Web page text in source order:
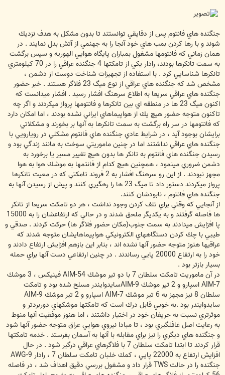
جنگنده هاي فانتوم پس از دقايقي توانستند تا بدون مشكل به هدف نزديك
شوند و با رها كردن بمب هاي خود آنجا را به جهنمي از آتش بدل نمايند . در
همان زماني كه فانتومها مشغول بمباران پايگاه هوايي الهوريه و سپس برگشت
به سمت تانكرها بودند، رادار يكي از تامكتها 4 جنگنده عراقي را در 70 كيلومتري
تانكرها شناسايي كرد . با استفاده از تجهيزات شناخت دوست از دشمن ،
مشخص شد كه جنگنده هاي عراقي از نوع ميگ 23 فلاگر هستند . خبر حضور
جنگنده هاي عراقي سريعا به اطلاع سرهنگ افشار رسيد . افشار ميدانست كه
اكنون ميگ 23 ها در منطقه اي بين تانكرها و فانتومها پرواز ميكردند و اگر چه
تاكنون متوجه حضور هيچ يك از هواپيماهاي ايراني نشده بودند ، اما امكان دارد
كه فانتومها در سر راه برگشت به سمت تانكرها به آنها بر بخورند و مشكلاتي
برايشان بوجود آيد ، در شرايط عادي جنگنده هاي فانتوم مشكلي در رويارويي با
جنگنده هاي عراقي نداشتند اما در چنين ماموريتي سوخت به مانند زندگي بود و
رسيدن جنگنده هاي فانتوم به تانكر ها بدون هيچ تغيير مسير يا برخورد به
دشمن ضروري مينمود ، همچنين هيچ كدام از فانتمها به موشك هوا به هوا
مجهز نبودند . از اين رو سرهنگ افشار به 2 فروند تامكتي كه در معيت تانكرها
پرواز ميكردند دستور داد تا ميگ 23 ها را رهگيري كنند و پيش از رسيدن آنها به
جنگنده هاي فانتوم ، نابودشان كنند.
از آنجايي كه وقتي براي تلف كردن وجود نداشت ، هر دو تامكت سريعا از تانكر
ها فاصله گرفتند و به يكديگر ملحق شدند و در حالي كه ارتفاعشان را به 15000
پا افزايش ميدادند به سمت جنوب(مكان حضور فلاگر ها) حركت كردند . صدقي و
طيبي با چك كردن دستگاههاي الكترونيكي هواپيماهايشان متوجه شدند كه
عراقيها هنوز متوجه حضور آنها نشده اند ، بنابر اين بازهم افزايش ارتفاع دادند و
خود را به ارتفاع 20000 پايي رساندند . در چنين ارتفاعي دست آنها براي حمله
بسيار بازتر بود .
در آن ماموريت تامكت سلطان 7 با دو تير موشك AIM-54 فينيكس ، 3 موشك
AIM-7 اسپارو و 2 تير موشك AIM-9‌سايدوايندر مسلح شده بود و تامكت
سلطان 8 نيز مجهز به 6 تير موشك AIM-7 اسپارو و 2 تير موشك AIM-9
سايدوايندر بود .به خوبي قابل درك است كه تامكتها موشكهاي دوربردتر و
موثرتري نسبت به حريفان خود در اختيار داشتند ، اما هنوز موفقيت آنها منوط
به رعايت اصل غافلگيري بود ، تا مبادا نيروي هوايي عراق متوجه حضور آنها شود
و جنگنده هاي ديگري را نيز براي مقابله با آنها به آسمان بفرستد . خدمه تامكتها
قرار كردند تا ابتدا تامكت سلطان 7 با فلاگرهاي عراقي درگير شود . در حال
افزايش ارتفاع به 22000 پايي ، كمك خلبان تامكت سلطان 7 ، رادار AWG-9
جنگنده را در حالت TWS قرار داد و مشغول بررسي دقيق اهداف شد ، در فاصله